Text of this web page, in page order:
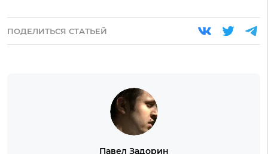
ПОДЕЛИТЬСЯ СТАТЬЕЙ
Павел Задорин